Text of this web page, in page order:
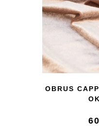
OBRUS